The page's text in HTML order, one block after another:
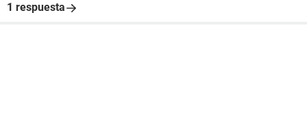
1 respuesta